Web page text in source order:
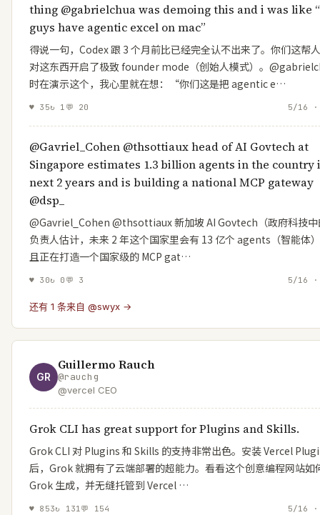
thing @gabrielchua was demoing this and i was like
guys have agentic excel on mac”
得说一句，Codex 跟 3 个月前比已经完全认不出来了。你们这帮
对这东西开启了极致 founder mode（创始人模式）。
时在演示这个，我心里就在想：“你们这是把 agentic e…
♥ 35↻ 1 💬 20 5/16
@Gavriel_Cohen @thsottiaux head of AI Govtech at
Singapore estimates 1.3 billion agents in the country
next 2 years and is building a national MCP gateway
@dsp_
@Gavriel_Cohen @thsottiaux 新加坡 AI Govtech（政府科技中
负责人估计，未来 2 年这个国家里会有 13 亿个 agents（智能体
且正在打造一个国家级的 MCP gat…
♥ 30↻ 0 💬 3 5/16
还有 1 条来自 @swyx →
GR
Guillermo Rauch
@rauchg
@vercel CEO
Grok CLI has great support for Plugins and Skills.
Grok CLI 对 Plugins 和 Skills 的支持非常出色。安装 Vercel
后，Grok 就拥有了云端部署的超能力。看看这个创意编程网站如
Grok 生成，并无缝托管到 Vercel …
♥ 853↻ 131💬 154 5/16